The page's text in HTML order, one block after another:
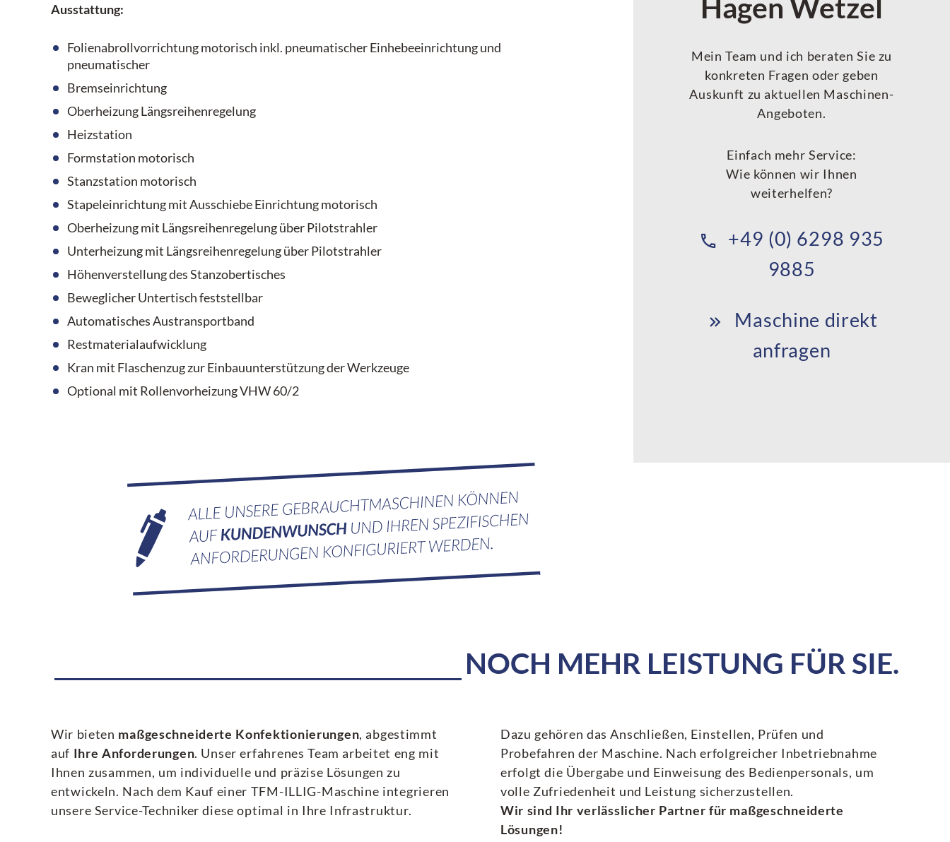
Ausstattung:
Folienabrollvorrichtung motorisch inkl. pneumatischer Einhebeeinrichtung und
pneumatischer
Bremseinrichtung
Oberheizung Längsreihenregelung
Heizstation
Formstation motorisch
Stanzstation motorisch
Stapeleinrichtung mit Ausschiebe Einrichtung motorisch
Oberheizung mit Längsreihenregelung über Pilotstrahler
Unterheizung mit Längsreihenregelung über Pilotstrahler
Höhenverstellung des Stanzobertisches
Beweglicher Untertisch feststellbar
Automatisches Austransportband
Restmaterialaufwicklung
Kran mit Flaschenzug zur Einbauunterstützung der Werkzeuge
Optional mit Rollenvorheizung VHW 60/2
Hagen Wetzel
Mein Team und ich beraten Sie zu
konkreten Fragen oder geben
Auskunft zu aktuellen Maschinen-
Angeboten.
Einfach mehr Service:
Wie können wir Ihnen
weiterhelfen?
+49 (0) 6298 935
9885
Maschine direkt
anfragen
NOCH MEHR LEISTUNG FÜR SIE.
Wir bieten maßgeschneiderte Konfektionierungen, abgestimmt
auf Ihre Anforderungen. Unser erfahrenes Team arbeitet eng mit
Ihnen zusammen, um individuelle und präzise Lösungen zu
entwickeln. Nach dem Kauf einer TFM-ILLIG-Maschine integrieren
unsere Service-Techniker diese optimal in Ihre Infrastruktur.
Dazu gehören das Anschließen, Einstellen, Prüfen und
Probefahren der Maschine. Nach erfolgreicher Inbetriebnahme
erfolgt die Übergabe und Einweisung des Bedienpersonals, um
volle Zufriedenheit und Leistung sicherzustellen.
Wir sind Ihr verlässlicher Partner für maßgeschneiderte
Lösungen!